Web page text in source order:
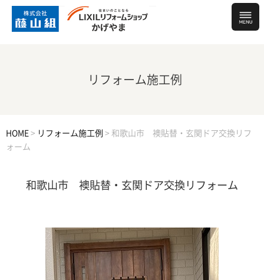
リフォーム施工例
HOME > リフォーム施工例 > 和歌山市 襖貼替・玄関ドア交換リフ
ォーム
和歌山市 襖貼替・玄関ドア交換リフォーム